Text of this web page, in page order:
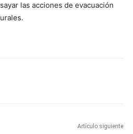
las acciones de evacuación
Artículo siguiente